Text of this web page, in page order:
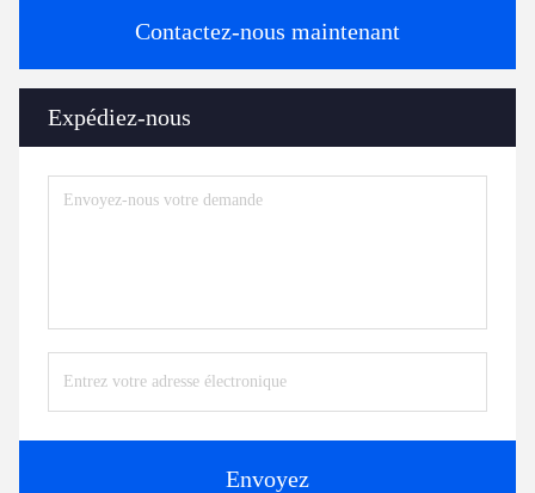
Contactez-nous maintenant
Expédiez-nous
Envoyez